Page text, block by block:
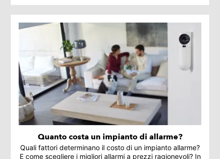
Quanto costa un impianto di allarme?
Quali fattori determinano il costo di un impianto allarme?
E come scegliere i migliori allarmi a prezzi ragionevoli? In